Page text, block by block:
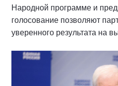
Народной программе и
голосование позволяют
уверенного результата на